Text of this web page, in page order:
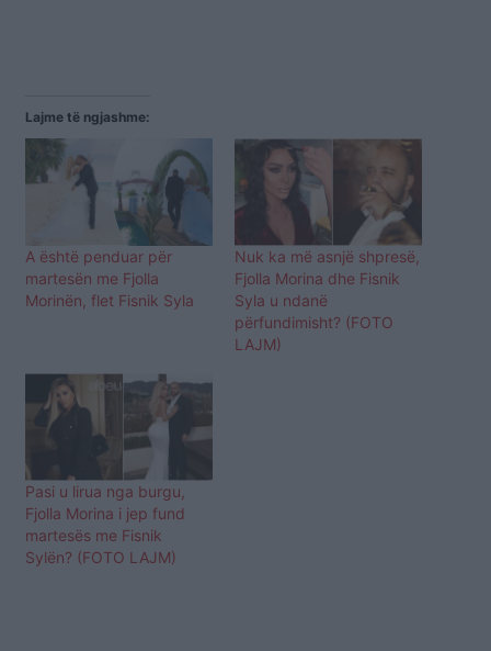
Lajme të ngjashme:
A është penduar për
martesën me Fjolla
Morinën, flet Fisnik Syla
Nuk ka më asnjë shpresë,
Fjolla Morina dhe Fisnik
Syla u ndanë
përfundimisht? (FOTO
LAJM)
Pasi u lirua nga burgu,
Fjolla Morina i jep fund
martesës me Fisnik
Sylën? (FOTO LAJM)